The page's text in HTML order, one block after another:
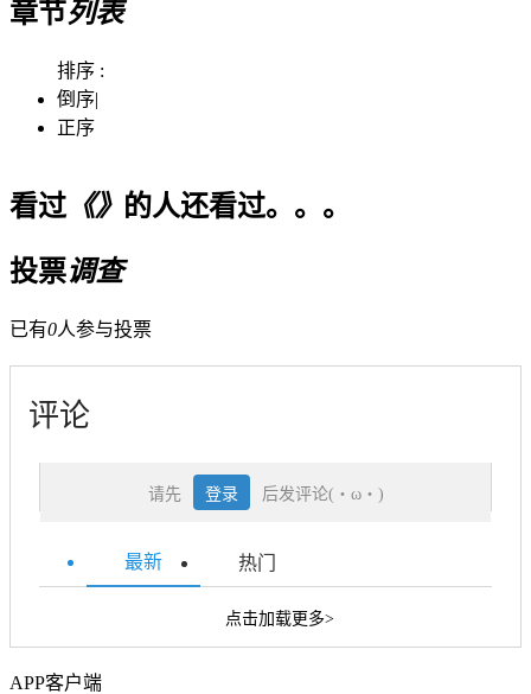
章节列表
排序 :
倒序|
正序
看过《》 的人还看过。。。
投票调查
已有0人参与投票
评论
请先 登录 后发评论(・ω・)
最新 热门
点击加载更多>
APP客户端